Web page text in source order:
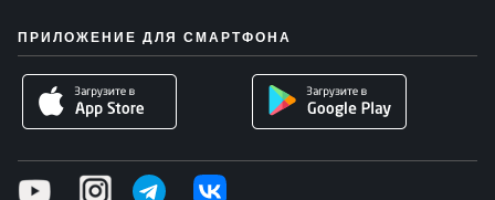
ПРИЛОЖЕНИЕ ДЛЯ СМАРТФОНА